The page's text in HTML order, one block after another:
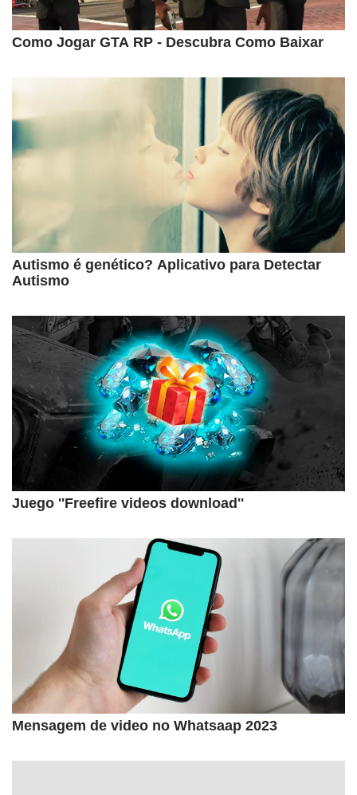
Como Jogar GTA RP - Descubra Como Baixar
Autismo é genético? Aplicativo para Detectar
Autismo
Juego ''Freefire videos download''
Mensagem de video no Whatsaap 2023